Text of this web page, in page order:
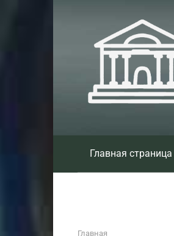
Главная страница
Главная